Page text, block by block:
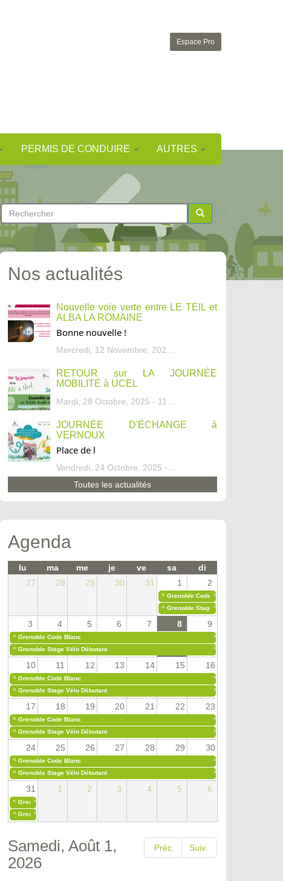
Espace Pro
PERMIS DE CONDUIRE AUTRES
Formulaire
de
recherche
Rechercher
Nos actualités
Nouvelle voie verte entre LE TEIL et
ALBA LA ROMAINE
Bonne nouvelle !
RETOUR sur LA JOURNÉE
MOBILITÉ à UCEL
JOURNÉE D'ÉCHANGE à
VERNOUX
Place de l
Toutes les actualités
Agenda
lu ma me je ve sa
di
27
28 29 30 31 1 2
« Grenoble Code Blanc
»
« Grenoble Stage Vélo Débutant
»
3 4 5 6 7 8 9
« Grenoble Code Blanc
»
« Grenoble Stage Vélo Débutant »
10 11 12 13 14 15 16
« Grenoble Code Blanc
»
« Grenoble Stage Vélo Débutant »
17 18 19 20 21 22 23
« Grenoble Code Blanc
»
« Grenoble Stage Vélo Débutant »
24 25 26 27 28 29 30
« Grenoble Code Blanc
»
« Grenoble Stage Vélo Débutant »
31 1 2 3 4 5 6
« Grenoble Code Blanc
»
« Grenoble Stage Vélo Débutant
»
Préc. Suiv.
Samedi, Août 1,
2026